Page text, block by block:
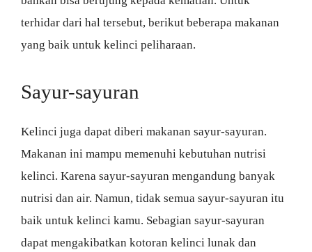
terhidar dari hal tersebut, berikut beberapa makanan
yang baik untuk kelinci peliharaan.
Sayur-sayuran
Kelinci juga dapat diberi makanan sayur-sayuran.
Makanan ini mampu memenuhi kebutuhan nutrisi
kelinci. Karena sayur-sayuran mengandung banyak
nutrisi dan air. Namun, tidak semua sayur-sayuran itu
baik untuk kelinci kamu. Sebagian sayur-sayuran
dapat mengakibatkan kotoran kelinci lunak dan